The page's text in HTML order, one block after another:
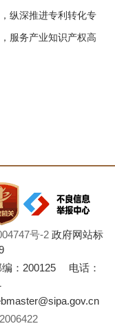
纵深推进专利转化专
服务产业知识产权高
号-2 政府网站标
：200125 电话：